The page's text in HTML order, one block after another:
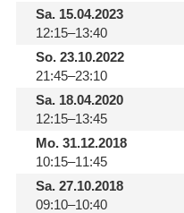
Sa.15.04.2023
12:15–13:40
So.23.10.2022
21:45–23:10
Sa.18.04.2020
12:15–13:45
Mo.31.12.2018
10:15–11:45
Sa.27.10.2018
09:10–10:40